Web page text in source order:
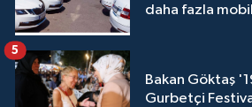
daha fazla
Bakan Göktaş
Gurbetçi
5